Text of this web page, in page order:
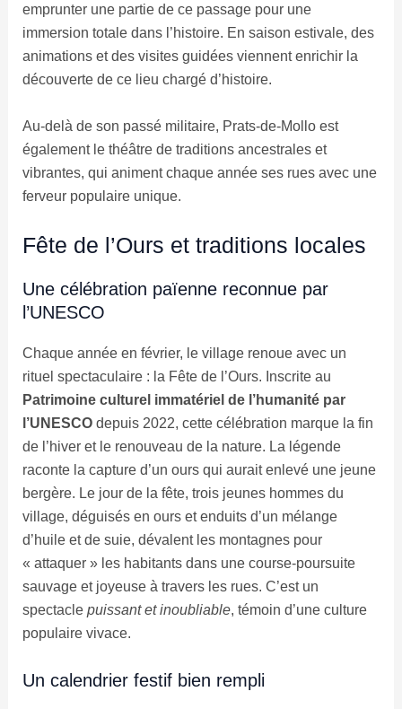
emprunter une partie de ce passage pour une
immersion totale dans l’histoire. En saison estivale, des
animations et des visites guidées viennent enrichir la
découverte de ce lieu chargé d’histoire.
Au-delà de son passé militaire, Prats-de-Mollo est
également le théâtre de traditions ancestrales et
vibrantes, qui animent chaque année ses rues avec une
ferveur populaire unique.
Fête de l’Ours et traditions locales
Une célébration païenne reconnue par
l’UNESCO
Chaque année en février, le village renoue avec un
rituel spectaculaire : la Fête de l’Ours. Inscrite au
Patrimoine culturel immatériel de l’humanité par
l’UNESCOdepuis 2022, cette célébration marque la fin
de l’hiver et le renouveau de la nature. La légende
raconte la capture d’un ours qui aurait enlevé une jeune
bergère. Le jour de la fête, trois jeunes hommes du
village, déguisés en ours et enduits d’un mélange
d’huile et de suie, dévalent les montagnes pour
« attaquer » les habitants dans une course-poursuite
sauvage et joyeuse à travers les rues. C’est un
spectacle puissant et inoubliable, témoin d’une culture
populaire vivace.
Un calendrier festif bien rempli